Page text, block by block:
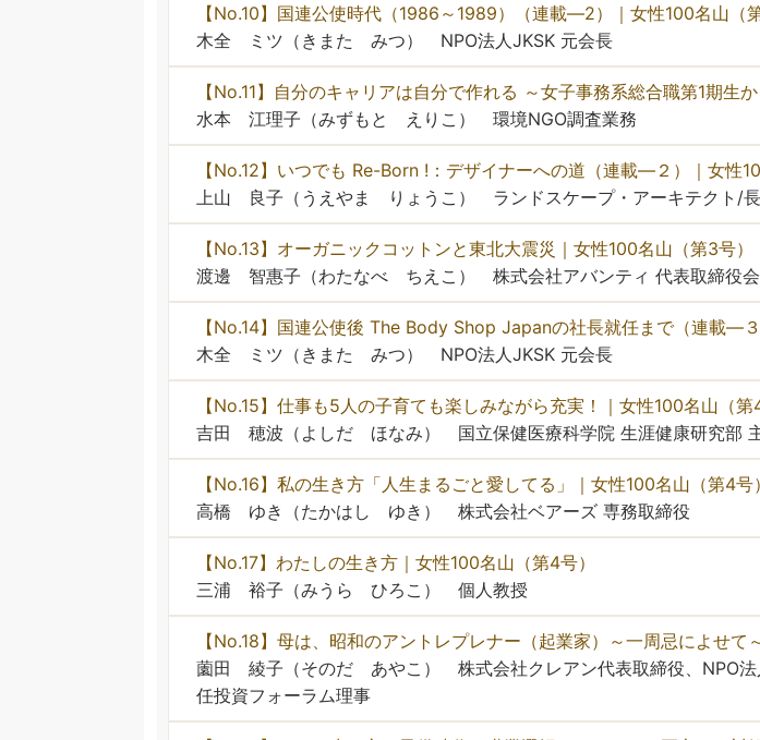
【No.10】国連公使時代（1986～1989）（連載―2）｜女性100名山（第
木全 ミツ（きまた みつ） NPO法人JKSK 元会長
【No.11】自分のキャリアは自分で作れる ～女子事務系総合職第1期生
水本 江理子（みずもと えりこ） 環境NGO調査業務
【No.12】いつでも Re-Born !：デザイナーへの道（連載―２）｜女性
上山 良子（うえやま りょうこ） ランドスケープ・アーキテクト/
【No.13】オーガニックコットンと東北大震災｜女性100名山（第3号）
渡邊 智惠子（わたなべ ちえこ） 株式会社アバンティ 代表取締役
【No.14】国連公使後 The Body Shop Japanの社長就任まで（連載―
木全 ミツ（きまた みつ） NPO法人JKSK 元会長
【No.15】仕事も5人の子育ても楽しみながら充実！｜女性100名山（第4
吉田 穂波（よしだ ほなみ） 国立保健医療科学院 生涯健康研究部
【No.16】私の生き方「人生まるごと愛してる」｜女性100名山（第4号）
高橋 ゆき（たかはし ゆき） 株式会社ベアーズ 専務取締役
【No.17】わたしの生き方｜女性100名山（第4号）
三浦 裕子（みうら ひろこ） 個人教授
【No.18】母は、昭和のアントレプレナー（起業家）～一周忌によせて
薗田 綾子（そのだ あやこ） 株式会社クレアン代表取締役、NPO法
任投資フォーラム理事